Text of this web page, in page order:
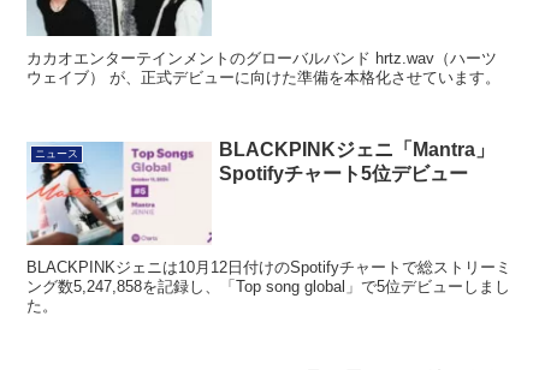
カカオエンターテインメントのグローバルバンド hrtz.wav（ハーツ
ウェイブ） が、正式デビューに向けた準備を本格化させています。
ニュース
BLACKPINKジェニ「Mantra」
Spotifyチャート5位デビュー
BLACKPINKジェニは10月12日付けのSpotifyチャートで総ストリーミ
ング数5,247,858を記録し、「Top song global」で5位デビューしまし
た。